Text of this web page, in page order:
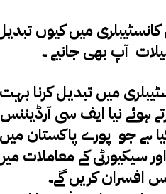
آپ بھی جانیے ۔
تبدیل کرتے ہوئے نیا ایف سی
ہے جو پورے پاکستان
سیکیورٹی کے معاملات
افسران کریں گے۔